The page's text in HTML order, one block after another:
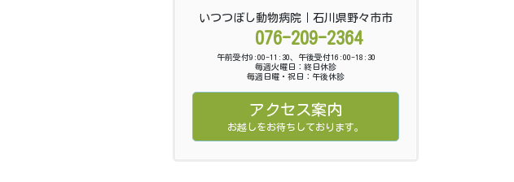
いつつぼし動物病院｜石川県野々市市
076-209-2364
午前受付9:00-11:30、午後受付16:00-18:30
毎週火曜日：終日休診
毎週日曜・祝日：午後休診
アクセス案内
お越しをお待ちしております。